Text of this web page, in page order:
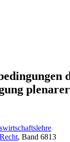
, Band 6813